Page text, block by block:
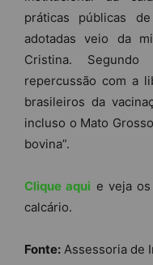
práticas públicas
adotadas veio da
Cristina.
repercussão com a
brasileiros da
incluso o Mato
bovina”.
Clique aqui e veja
calcário.
Fonte: Assessoria de